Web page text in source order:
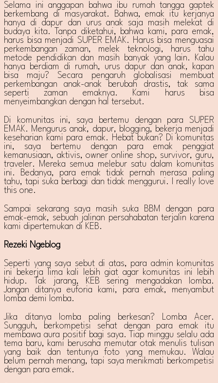
Selama ini anggapan bahwa ibu rumah tangga gaptek
berkembang di masyarakat. Bahwa, emak itu kerjanya
hanya di dapur dan urus anak saja masih melekat di
budaya kita. Tanpa diketahui, bahwa kami, para emak,
harus bisa menjadi SUPER EMAK. Harus bisa menguasai
perkembangan zaman, melek teknologi, harus tahu
metode pendidikan dan masih banyak yang lain. Kalau
hanya berdiam di rumah, urus dapur dan anak, kapan
bisa maju? Secara pengaruh globalisasi membuat
perkembangan anak-anak berubah drastis, tak sama
seperti zaman emaknya. Kami harus bisa
menyeimbangkan dengan hal tersebut.
Di komunitas ini, saya bertemu dengan para SUPER
EMAK. Mengurus anak, dapur, blogging, bekerja menjadi
keseharian kami para emak. Hebat bukan? Di komunitas
ini, saya bertemu dengan para emak penggiat
kemanusiaan, aktivis, owner online shop, survivor, guru,
traveler. Mereka semua melebur satu dalam komunitas
ini. Bedanya, para emak tidak pernah merasa paling
tahu, tapi suka berbagi dan tidak menggurui. I really love
this one.
Sampai sekarang saya masih suka BBM dengan para
emak-emak, sebuah jalinan persahabatan terjalin karena
kami dipertemukan di KEB.
Rezeki Ngeblog
Seperti yang saya sebut di atas, para admin komunitas
ini bekerja lima kali lebih giat agar komunitas ini lebih
hidup. Tak jarang, KEB sering mengadakan lomba.
Jangan ditanya euforia kami, para emak, menyambut
lomba demi lomba.
Jika ditanya lomba paling berkesan? Lomba Acer.
Sungguh, berkompetisi sehat dengan para emak itu
membawa aura positif bagi saya. Tiap minggu selalu ada
tema baru, kami berusaha memutar otak menulis tulisan
yang baik dan tentunya foto yang memukau. Walau
belum pernah menang, tapi saya menikmati berkompetisi
dengan para emak.